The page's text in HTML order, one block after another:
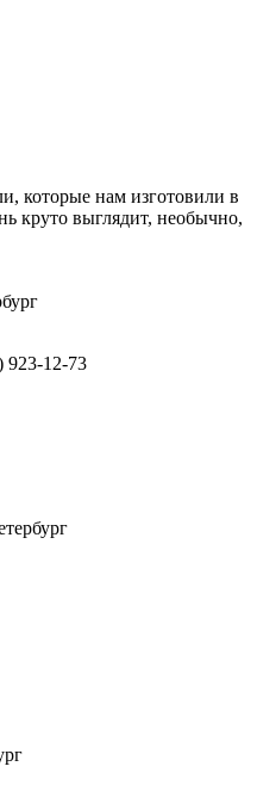
которые нам изготовили в
круто выглядит, необычно,
923-12-73